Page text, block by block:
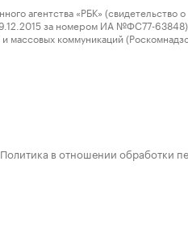
«РБК» (свидетельство о
за номером ИА №ФС77-63848)
массовых коммуникаций
Политика в отношении обработки